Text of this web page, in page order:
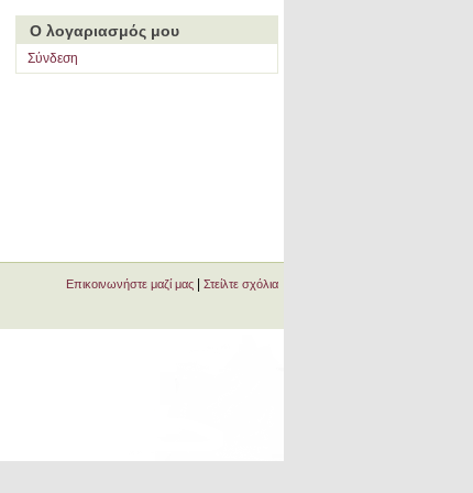
Ο λογαριασμός μου
Σύνδεση
Επικοινωνήστε μαζί μας Στείλτε σχόλια